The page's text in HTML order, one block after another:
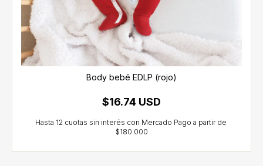
Body bebé EDLP (rojo)
$16.74 USD